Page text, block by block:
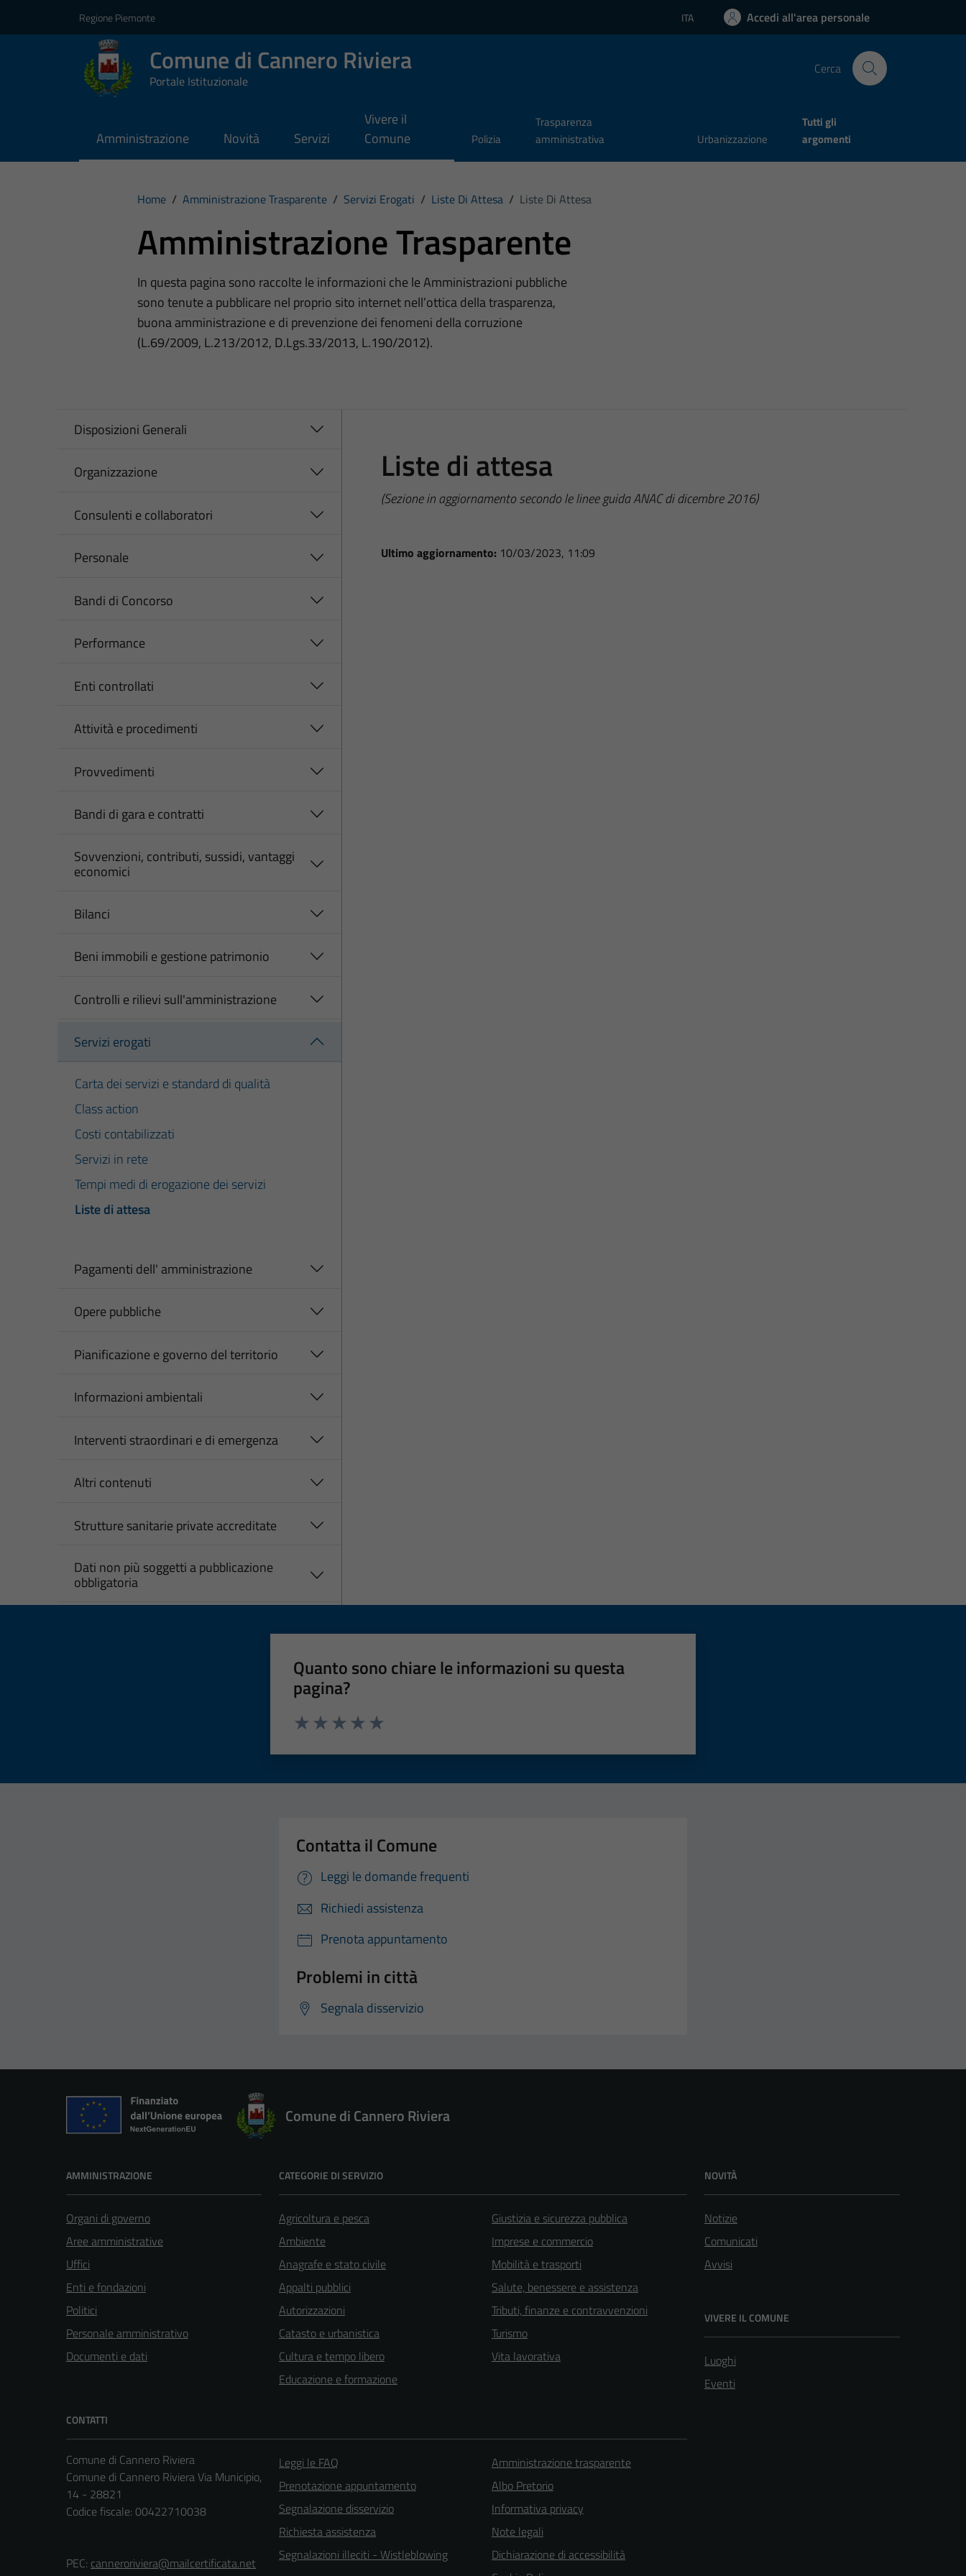
Regione Piemonte Lingua attiva:
ITA Accedi all'area personale
Comune di Cannero Riviera
Portale Istituzionale
Cerca
Amministrazione Novità Servizi
Vivere il
Comune
Polizia
Trasparenza
amministrativa
Urbanizzazione
Tutti gli
argomenti
Home / Amministrazione Trasparente / Servizi Erogati / Liste Di Attesa / Liste Di Attesa
Amministrazione Trasparente
In questa pagina sono raccolte le informazioni che le Amministrazioni pubbliche
sono tenute a pubblicare nel proprio sito internet nell’ottica della trasparenza,
buona amministrazione e di prevenzione dei fenomeni della corruzione
(L.69/2009, L.213/2012, D.Lgs.33/2013, L.190/2012).
Disposizioni Generali
Organizzazione
Consulenti e collaboratori
Personale
Bandi di Concorso
Performance
Enti controllati
Attività e procedimenti
Provvedimenti
Bandi di gara e contratti
Sovvenzioni, contributi, sussidi, vantaggi
economici
Bilanci
Beni immobili e gestione patrimonio
Controlli e rilievi sull'amministrazione
Servizi erogati
Carta dei servizi e standard di qualità
Class action
Costi contabilizzati
Servizi in rete
Tempi medi di erogazione dei servizi
Liste di attesa
Pagamenti dell' amministrazione
Opere pubbliche
Pianificazione e governo del territorio
Informazioni ambientali
Interventi straordinari e di emergenza
Altri contenuti
Strutture sanitarie private accreditate
Dati non più soggetti a pubblicazione
obbligatoria
Liste di attesa
(Sezione in aggiornamento secondo le linee guida ANAC di dicembre 2016)
Ultimo aggiornamento: 10/03/2023, 11:09
Quanto sono chiare le informazioni su questa
pagina?
Contatta il Comune
Leggi le domande frequenti
Richiedi assistenza
Prenota appuntamento
Problemi in città
Segnala disservizio
Comune di Cannero Riviera
AMMINISTRAZIONE
Organi di governo
Aree amministrative
Uffici
Enti e fondazioni
Politici
Personale amministrativo
Documenti e dati
CATEGORIE DI SERVIZIO
Agricoltura e pesca
Ambiente
Anagrafe e stato civile
Appalti pubblici
Autorizzazioni
Catasto e urbanistica
Cultura e tempo libero
Educazione e formazione
Giustizia e sicurezza pubblica
Imprese e commercio
Mobilità e trasporti
Salute, benessere e assistenza
Tributi, finanze e contravvenzioni
Turismo
Vita lavorativa
NOVITÀ
Notizie
Comunicati
Avvisi
VIVERE IL COMUNE
Luoghi
Eventi
CONTATTI
Comune di Cannero Riviera
Comune di Cannero Riviera Via Municipio,
14 - 28821
Codice fiscale: 00422710038
PEC: canneroriviera@mailcertificata.net
Leggi le FAQ
Prenotazione appuntamento
Segnalazione disservizio
Richiesta assistenza
Segnalazioni illeciti - Wistleblowing
Amministrazione trasparente
Albo Pretorio
Informativa privacy
Note legali
Dichiarazione di accessibilità
Tecnici
sono necessari
per il
funzionamento